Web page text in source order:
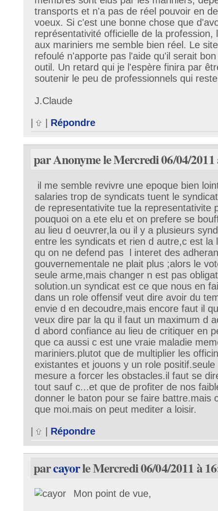
transports et n'a pas de réel pouvoir en
voeux. Si c'est une bonne chose que
représentativité officielle de la profession,
aux mariniers me semble bien réel. Le
refoulé n'apporte pas l'aide qu'il serait
outil. Un retard qui je l'espère finira par
soutenir le peu de professionnels qui
J.Claude
Répondre
par Anonyme le Mercredi 06/04/2011
il me semble revivre une epoque bien
salaries trop de syndicats tuent le
de representativite tue la representativite
pouquoi on a ete elu et on prefere se
au lieu d oeuvrer,la ou il y a plusieurs
entre les syndicats et rien d autre,c est la
qu on ne defend pas l interet des
gouvernementale ne plait plus ;alors le
seule arme,mais changer n est pas
solution.un syndicat est ce que nous en
dans un role offensif veut dire avoir du
envie d en decoudre,mais encore faut il
veux dire par la qu il faut un maximum d
d abord confiance au lieu de critiquer en
que ca aussi c est une vraie maladie
mariniers.plutot que de multiplier les
existantes et jouons y un role
mesure a forcer les obstacles.il faut se
tout sauf c...et que de profiter de nos
donner le baton pour se faire battre.mais
que moi.mais on peut mediter a loisir.
| | Répondre
parcayorle Mercredi 06/04/2011 à
Mon point de vue,